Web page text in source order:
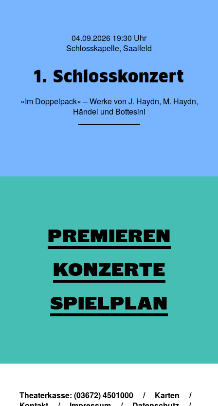
04.09.2026 19:30 Uhr
Schlosskapelle, Saalfeld
1. Schlosskonzert
»Im Doppelpack« – Werke von J. Haydn, M. Haydn,
Händel und Bottesini
PREMIEREN
KONZERTE
SPIELPLAN
Theaterkasse: (03672) 4501000 / Karten
/